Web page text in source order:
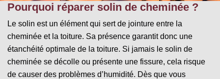
Pourquoi réparer solin de cheminée ?
Le solin est un élément qui sert de jointure entre la
cheminée et la toiture. Sa présence garantit donc une
étanchéité optimale de la toiture. Si jamais le solin de
cheminée se décolle ou présente une fissure, cela risque
de causer des problèmes d’humidité. Dès que vous